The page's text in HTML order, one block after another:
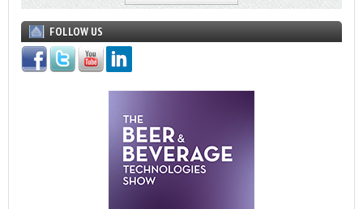
FOLLOW US